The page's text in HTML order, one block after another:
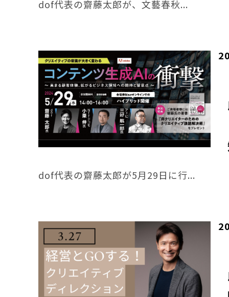
dof代表の齋藤太郎が、文藝春秋...
dof代表の齋藤太郎が5月29日に行...